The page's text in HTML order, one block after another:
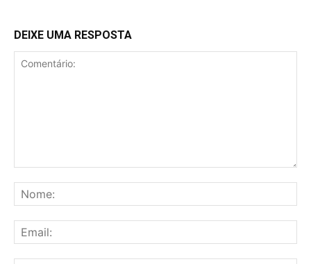
DEIXE UMA RESPOSTA